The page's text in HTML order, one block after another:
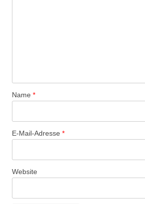
Name *
E-Mail-Adresse *
Website